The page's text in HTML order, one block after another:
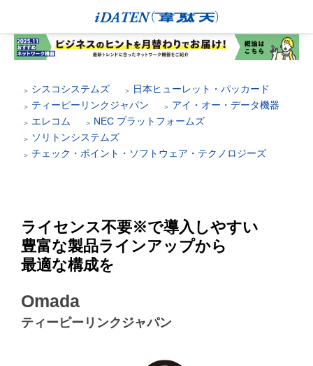
シスコシステムズ
日本ヒューレット・パッカード
ティーピーリンクジャパン
アイ・オー・データ機器
エレコム
NEC プラットフォームズ
ソリトンシステムズ
チェック・ポイント・ソフトウェア・テクノロジーズ
ライセンス不要※で導入しやすい
豊富な製品ラインアップから
最適な構成を
Omada
ティーピーリンクジャパン